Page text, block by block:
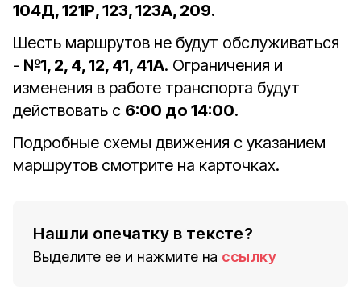
104Д, 121Р, 123, 123А, 209.
Шесть маршрутов не будут обслуживаться
- №1, 2, 4, 12, 41, 41А. Ограничения и
изменения в работе транспорта будут
действовать с 6:00 до 14:00.
Подробные схемы движения с указанием
маршрутов смотрите на карточках.
Нашли опечатку в тексте?
Выделите ее и нажмите на ссылку